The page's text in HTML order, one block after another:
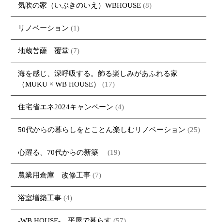
気吹の家（いぶきのいえ）WBHOUSE (8)
リノベーション (1)
地蔵菩薩 覆堂 (7)
海を感じ、深呼吸する。飾る楽しみがあふれる家
（MUKU × WB HOUSE）
(17)
住宅省エネ2024キャンペーン (4)
50代からの暮らしをとことん楽しむリノベーション (25)
心躍る、70代からの新築 (19)
農業用倉庫 改修工事 (7)
浴室増築工事 (4)